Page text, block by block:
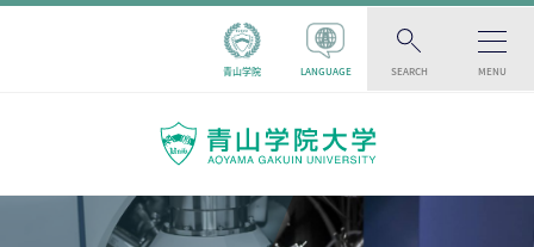
青山学院 LANGUAGE SEARCH MENU